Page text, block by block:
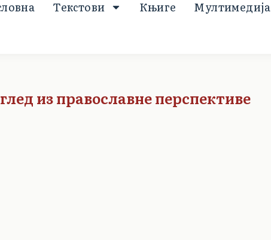
Текстови Књиге Мултимедија
из православне перспективе